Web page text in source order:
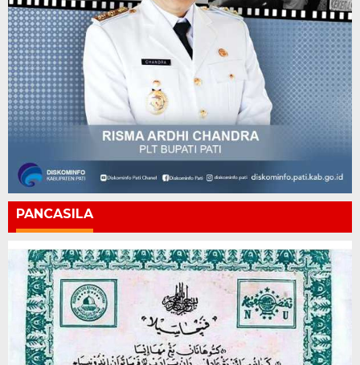
PANCASILA